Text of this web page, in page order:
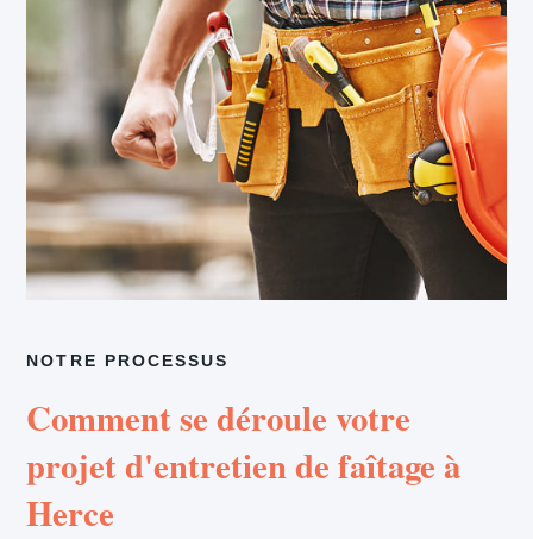
NOTRE PROCESSUS
Comment se déroule votre
projet d'entretien de faîtage à
Herce